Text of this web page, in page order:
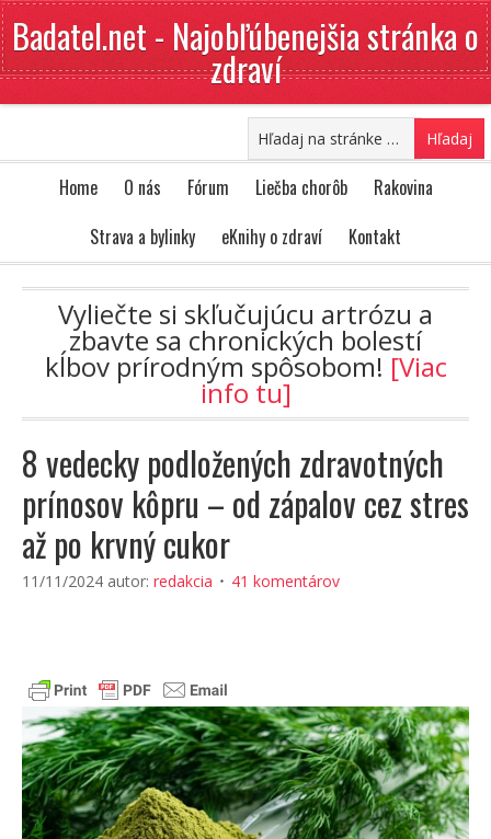
Badatel.net - Najobľúbenejšia stránka o
zdraví
Home O nás Fórum Liečba chorôb
Rakovina
Strava a bylinky
eKnihy o zdraví Kontakt
Vyliečte si skľučujúcu artrózu a
zbavte sa chronických bolestí
kĺbov prírodným spôsobom! [Viac
info tu]
8 vedecky podložených zdravotných
prínosov kôpru – od zápalov cez stres
až po krvný cukor
11/11/2024 autor: redakcia 41 komentárov